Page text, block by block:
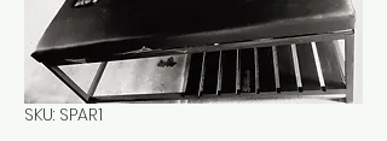
SKU: SPAR1